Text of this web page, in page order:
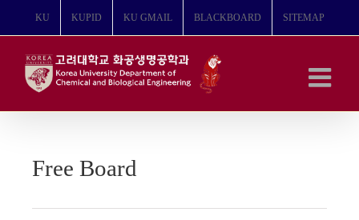
뛰
KU KUPID KU GMAIL BLACKBOARD SITEMAP
Free Board